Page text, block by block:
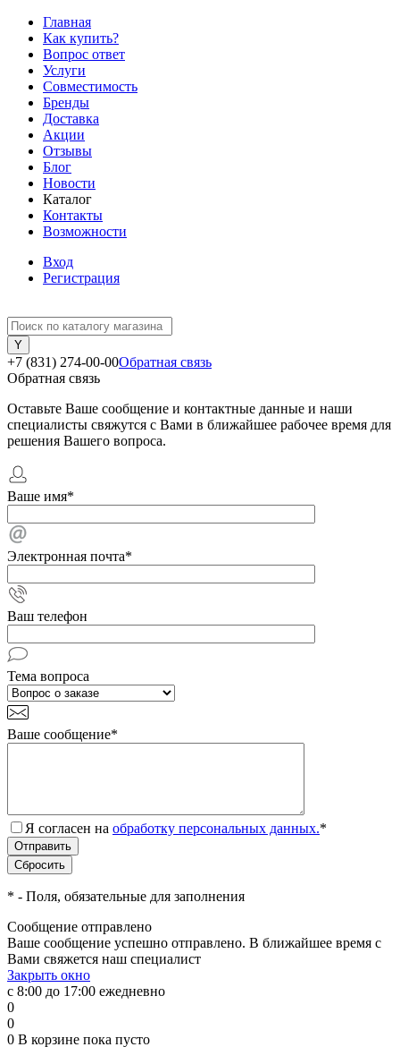
Главная
Как купить?
Вопрос ответ
Услуги
Совместимость
Бренды
Доставка
Акции
Отзывы
Блог
Новости
Каталог
Контакты
Возможности
Вход
Регистрация
+7 (831) 274-00-00Обратная связь
Обратная связь
Оставьте Ваше сообщение и контактные данные и наши
специалисты свяжутся с Вами в ближайшее рабочее время для
решения Вашего вопроса.
Ваше имя*
Электронная почта*
Ваш телефон
Тема вопроса
Ваше сообщение*
Я согласен на обработку персональных данных.*
* - Поля, обязательные для заполнения
Сообщение отправлено
Ваше сообщение успешно отправлено. В ближайшее время с
Вами свяжется наш специалист
Закрыть окно
с 8:00 до 17:00 ежедневно
0
0
0 В корзине пока пусто